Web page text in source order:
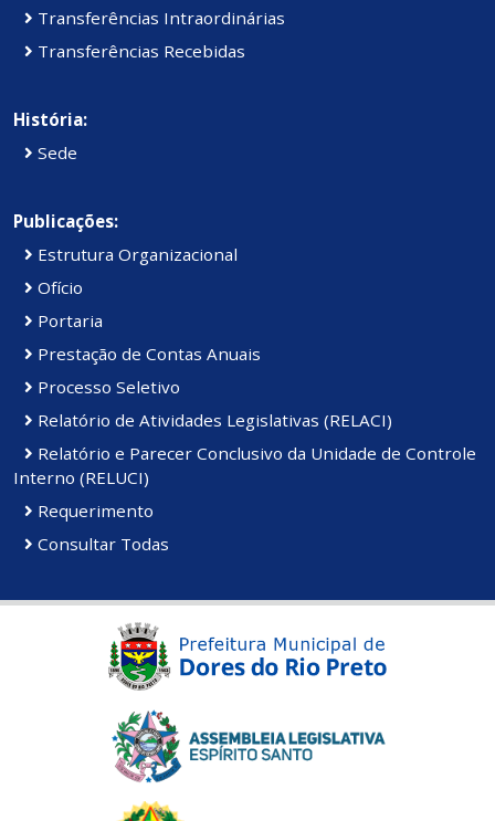
Transferências Intraordinárias
Transferências Recebidas
História:
Sede
Publicações:
Estrutura Organizacional
Ofício
Portaria
Prestação de Contas Anuais
Processo Seletivo
Relatório de Atividades Legislativas (RELACI)
Relatório e Parecer Conclusivo da Unidade de Controle
Interno (RELUCI)
Requerimento
Consultar Todas